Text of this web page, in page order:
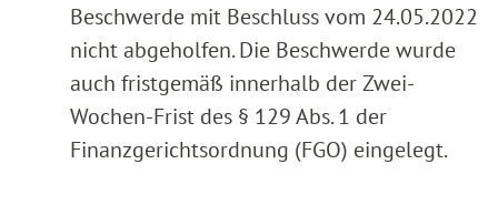
Beschwerde mit Beschluss vom 24.05.2022
nicht abgeholfen. Die Beschwerde wurde
auch fristgemäß innerhalb der Zwei-
Wochen-Frist des § 129 Abs. 1 der
Finanzgerichtsordnung (FGO) eingelegt.